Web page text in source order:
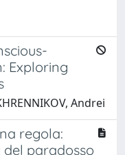
Exploring
Andrei
regola:
del paradosso